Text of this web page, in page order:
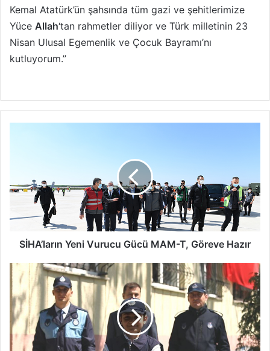
Kemal Atatürk’ün şahsında tüm gazi ve şehitlerimize
Yüce Allah‘tan rahmetler diliyor ve Türk milletinin 23
Nisan Ulusal Egemenlik ve Çocuk Bayramı’nı
kutluyorum.”
MAM-
T,
Göreve
Hazır
SİHA’ların Yeni Vurucu Gücü MAM-T, Göreve Hazır
Başkan
Babaoğlu’ndan
Anlamlı
23
Nisan
Videosu